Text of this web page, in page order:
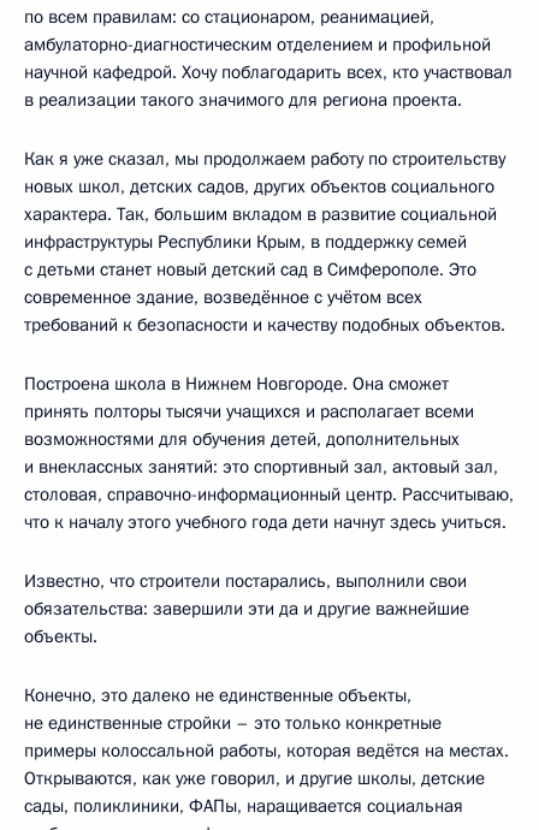
по всем правилам: со стационаром, реанимацией,
амбулаторно-диагностическим отделением и профильной
научной кафедрой. Хочу поблагодарить всех, кто участвовал
в реализации такого значимого для региона проекта.
Как я уже сказал, мы продолжаем работу по строительству
новых школ, детских садов, других объектов социального
характера. Так, большим вкладом в развитие социальной
инфраструктуры Республики Крым, в поддержку семей
с детьми станет новый детский сад в Симферополе. Это
современное здание, возведённое с учётом всех
требований к безопасности и качеству подобных объектов.
Построена школа в Нижнем Новгороде. Она сможет
принять полторы тысячи учащихся и располагает всеми
возможностями для обучения детей, дополнительных
и внеклассных занятий: это спортивный зал, актовый зал,
столовая, справочно-информационный центр. Рассчитываю,
что к началу этого учебного года дети начнут здесь учиться.
Известно, что строители постарались, выполнили свои
обязательства: завершили эти да и другие важнейшие
объекты.
Конечно, это далеко не единственные объекты,
не единственные стройки – это только конкретные
примеры колоссальной работы, которая ведётся на местах.
Открываются, как уже говорил, и другие школы, детские
сады, поликлиники, ФАПы, наращивается социальная